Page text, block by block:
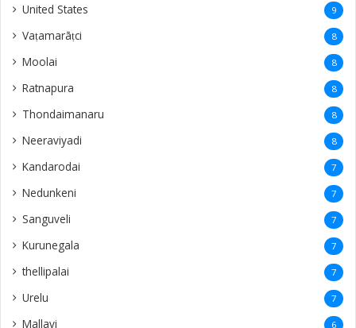
United States 9
Vaṭamarāṭci 8
Moolai 8
Ratnapura 8
Thondaimanaru 8
Neeraviyadi 8
Kandarodai 7
Nedunkeni 7
Sanguveli 7
Kurunegala 7
thellipalai 7
Urelu 7
Mallavi 6